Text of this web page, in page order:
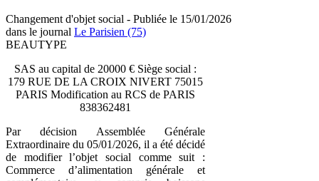
Changement d'objet social - Publiée le 15/01/2026
dans le journal Le Parisien (75)
BEAUTYPE
SAS au capital de 20000 € Siège social :
179 RUE DE LA CROIX NIVERT 75015
PARIS Modification au RCS de PARIS
838362481
Par décision Assemblée Générale
Extraordinaire du 05/01/2026, il a été décidé
de modifier l’objet social comme suit :
Commerce d’alimentation générale et